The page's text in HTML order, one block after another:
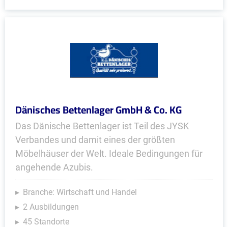
Dänisches Bettenlager GmbH & Co. KG
Das Dänische Bettenlager ist Teil des JYSK
Verbandes und damit eines der größten
Möbelhäuser der Welt. Ideale Bedingungen für
angehende Azubis.
Branche: Wirtschaft und Handel
2 Ausbildungen
45 Standorte